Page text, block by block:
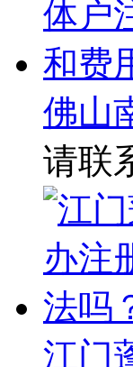
佛山
请联
江门